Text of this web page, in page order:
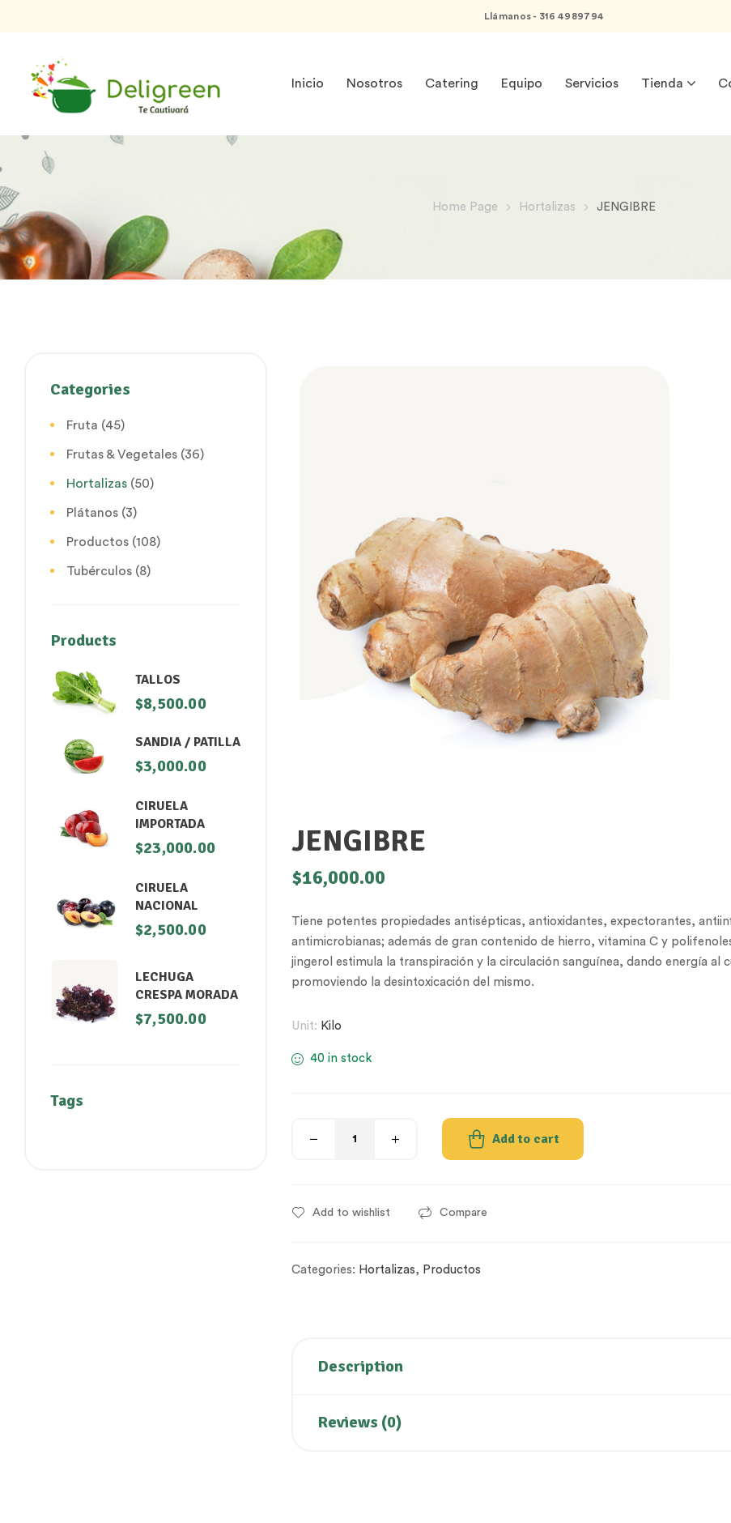
Llámanos - 316 4989794
Inicio Nosotros Catering Equipo Servicios Tienda
Home Page Hortalizas JENGIBRE
JENGIBRE
$16,000.00
Tiene potentes propiedades antisépticas, antioxidantes, expectorantes,
antimicrobianas; además de gran contenido de hierro, vitamina C y
jingerol estimula la transpiración y la circulación sanguínea, dando energía al
promoviendo la desintoxicación del mismo.
Unit: Kilo
40 in stock
Add to cart
Add to wishlist Compare
Categories: Hortalizas, Productos
Description
Reviews (0)
Categories
Fruta (45)
Frutas & Vegetales (36)
Hortalizas (50)
Plátanos (3)
Productos (108)
Tubérculos (8)
Products
TALLOS
$8,500.00
SANDIA / PATILLA
$3,000.00
CIRUELA
IMPORTADA
$23,000.00
CIRUELA
NACIONAL
$2,500.00
LECHUGA
CRESPA MORADA
$7,500.00
Tags